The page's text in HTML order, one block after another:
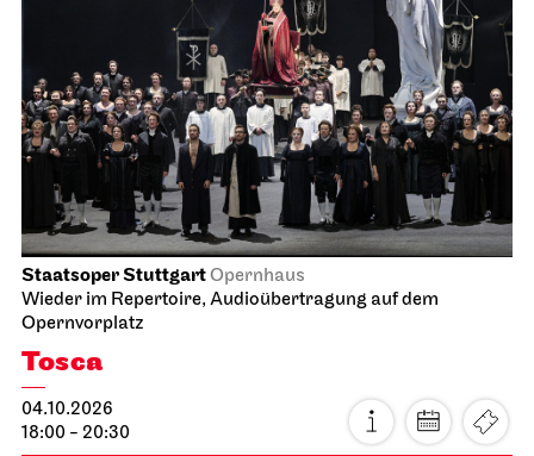
Staatsoper StuttgartOpernhaus
Wieder im Repertoire, Audioübertragung auf dem
Opernvorplatz
Tosca
04.10.2026
18:00 - 20:30